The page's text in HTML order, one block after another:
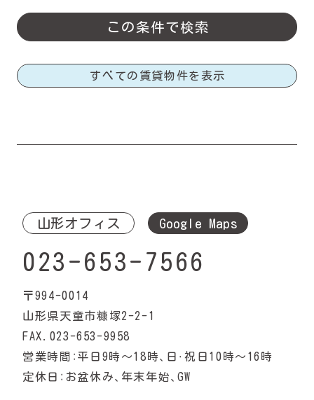
すべての賃貸物件を表示
山形オフィス Google Maps
023-653-7566
〒994-0014
山形県天童市糠塚2-2-1
FAX.023-653-9958
営業時間：平日9時〜18時、日・祝日10時〜16時
定休日：お盆休み、年末年始、GW